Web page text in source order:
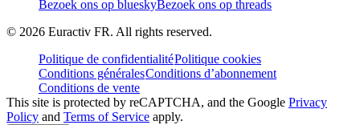
Bezoek ons op blueskyBezoek ons op threads
© 2026 Euractiv FR. All rights reserved.
Politique de confidentialitéPolitique cookies
Conditions généralesConditions d’abonnement
Conditions de vente
This site is protected by reCAPTCHA, and the Google Privacy
Policy and Terms of Service apply.